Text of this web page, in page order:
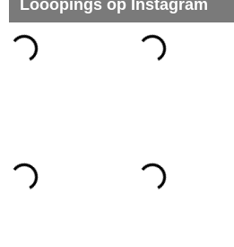
Looopings op Instagram